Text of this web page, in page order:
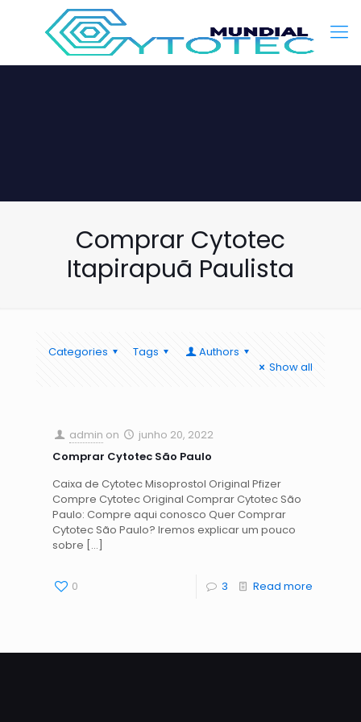
Comprar Cytotec
Itapirapuã Paulista
Categories Tags
Authors
Show all
admin on
junho 20, 2022
Comprar Cytotec São Paulo
Caixa de Cytotec Misoprostol Original Pfizer
Compre Cytotec Original Comprar Cytotec São
Paulo: Compre aqui conosco Quer Comprar
Cytotec São Paulo? Iremos explicar um pouco
sobre […]
0 3 Read more